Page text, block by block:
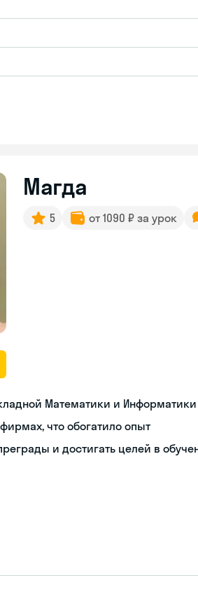
Магда
5 от 1090 ₽ за урок
Математики и Информатики
что обогатило опыт
и достигать целей в